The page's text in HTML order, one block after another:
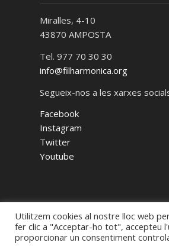
Miralles, 4-10
43870 AMPOSTA
Tel. 977 70 30 30
info@filharmonica.org
Segueix-nos a les xarxes
Facebook
Instagram
Twitter
Youtube
© Copyright -Societat Musical La Unió
Utilitzem cookies al nostre lloc web
fer clic a "Acceptar-ho tot", accepteu
proporcionar un consentiment